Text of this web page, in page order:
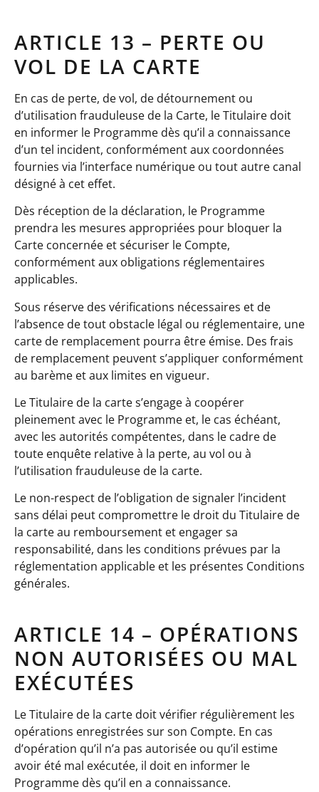
ARTICLE 13 – PERTE OU
VOL DE LA CARTE
En cas de perte, de vol, de détournement ou
d’utilisation frauduleuse de la Carte, le Titulaire doit
en informer le Programme dès qu’il a connaissance
d’un tel incident, conformément aux coordonnées
fournies via l’interface numérique ou tout autre canal
désigné à cet effet.
Dès réception de la déclaration, le Programme
prendra les mesures appropriées pour bloquer la
Carte concernée et sécuriser le Compte,
conformément aux obligations réglementaires
applicables.
Sous réserve des vérifications nécessaires et de
l’absence de tout obstacle légal ou réglementaire, une
carte de remplacement pourra être émise. Des frais
de remplacement peuvent s’appliquer conformément
au barème et aux limites en vigueur.
Le Titulaire de la carte s’engage à coopérer
pleinement avec le Programme et, le cas échéant,
avec les autorités compétentes, dans le cadre de
toute enquête relative à la perte, au vol ou à
l’utilisation frauduleuse de la carte.
Le non-respect de l’obligation de signaler l’incident
sans délai peut compromettre le droit du Titulaire de
la carte au remboursement et engager sa
responsabilité, dans les conditions prévues par la
réglementation applicable et les présentes Conditions
générales.
ARTICLE 14 – OPÉRATIONS
NON AUTORISÉES OU MAL
EXÉCUTÉES
Le Titulaire de la carte doit vérifier régulièrement les
opérations enregistrées sur son Compte. En cas
d’opération qu’il n’a pas autorisée ou qu’il estime
avoir été mal exécutée, il doit en informer le
Programme dès qu’il en a connaissance.